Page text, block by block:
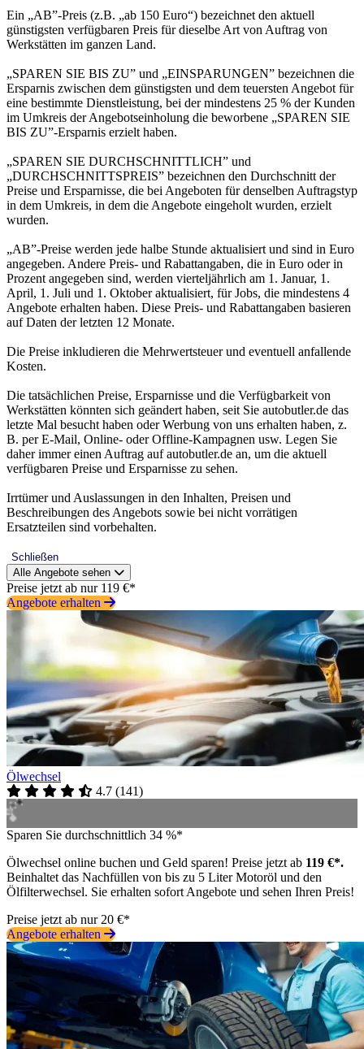
Ein „AB”-Preis (z.B. „ab 150 Euro“) bezeichnet den aktuell
günstigsten verfügbaren Preis für dieselbe Art von Auftrag von
Werkstätten im ganzen Land.
„SPAREN SIE BIS ZU” und „EINSPARUNGEN” bezeichnen die
Ersparnis zwischen dem günstigsten und dem teuersten Angebot für
eine bestimmte Dienstleistung, bei der mindestens 25 % der Kunden
im Umkreis der Angebotseinholung die beworbene „SPAREN SIE
BIS ZU”-Ersparnis erzielt haben.
„SPAREN SIE DURCHSCHNITTLICH” und
„DURCHSCHNITTSPREIS” bezeichnen den Durchschnitt der
Preise und Ersparnisse, die bei Angeboten für denselben Auftragstyp
in dem Umkreis, in dem die Angebote eingeholt wurden, erzielt
wurden.
„AB”-Preise werden jede halbe Stunde aktualisiert und sind in Euro
angegeben. Andere Preis- und Rabattangaben, die in Euro oder in
Prozent angegeben sind, werden vierteljährlich am 1. Januar, 1.
April, 1. Juli und 1. Oktober aktualisiert, für Jobs, die mindestens 4
Angebote erhalten haben. Diese Preis- und Rabattangaben basieren
auf Daten der letzten 12 Monate.
Die Preise inkludieren die Mehrwertsteuer und eventuell anfallende
Kosten.
Die tatsächlichen Preise, Ersparnisse und die Verfügbarkeit von
Werkstätten könnten sich geändert haben, seit Sie autobutler.de das
letzte Mal besucht haben oder Werbung von uns erhalten haben, z.
B. per E-Mail, Online- oder Offline-Kampagnen usw. Legen Sie
daher immer einen Auftrag auf autobutler.de an, um die aktuell
verfügbaren Preise und Ersparnisse zu sehen.
Irrtümer und Auslassungen in den Inhalten, Preisen und
Beschreibungen des Angebots sowie bei nicht vorrätigen
Ersatzteilen sind vorbehalten.
Schließen
Alle Angebote sehen
Preise jetzt ab nur 119 €*
Angebote erhalten
Ölwechsel
4.7 (141)
Sparen Sie durchschnittlich 34 %*
Ölwechsel online buchen und Geld sparen! Preise jetzt ab 119 €*.
Beinhaltet das Nachfüllen von bis zu 5 Liter Motoröl und den
Ölfilterwechsel. Sie erhalten sofort Angebote und sehen Ihren Preis!
Preise jetzt ab nur 20 €*
Angebote erhalten